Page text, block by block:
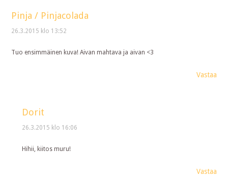
Pinja / Pinjacolada
26.3.2015 klo 13:52
Tuo ensimmäinen kuva! Aivan mahtava ja aivan <3
Vastaa
Dorit
26.3.2015 klo 16:06
Hihii, kiitos muru!
Vastaa